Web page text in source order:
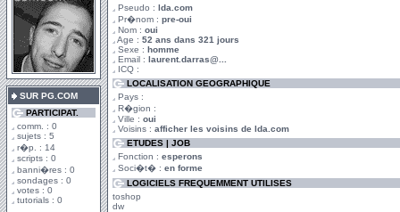
SUR PG.COM
PARTICIPAT.
comm. : 0
sujets : 5
r�p. : 14
scripts : 0
banni�res : 0
sondages : 0
votes : 0
tutorials : 0
Pseudo : lda.com
Pr�nom : pre-oui
Nom : oui
Age : 52 ans dans 321 jours
Sexe : homme
Email : laurent.darras@...
ICQ :
LOCALISATION GEOGRAPHIQUE
Pays :
R�gion :
Ville : oui
Voisins : afficher les voisins de lda.com
ETUDES | JOB
Fonction : esperons
Soci�t� : en forme
LOGICIELS FREQUEMMENT UTILISES
toshop
dw